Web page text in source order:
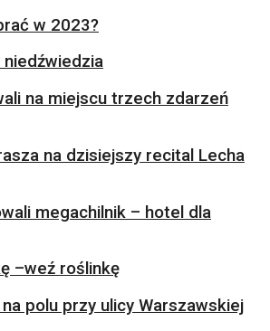
w 2023?
niedźwiedzia
na miejscu trzech zdarzeń
na dzisiejszy recital Lecha
megachilnik – hotel dla
–weź roślinkę
na polu przy ulicy Warszawskiej